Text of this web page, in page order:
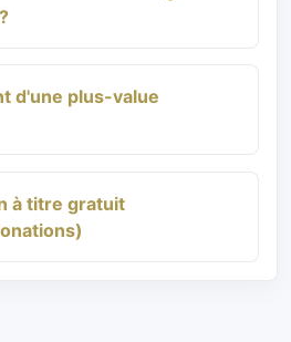
d'une plus-value
à titre gratuit